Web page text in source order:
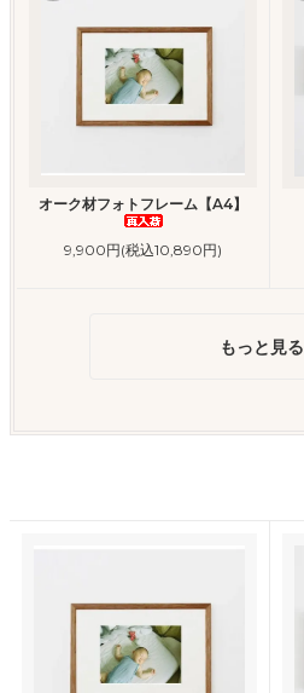
オーク材フォトフレーム【A4】
9,900円(税込10,890円)
もっと見る